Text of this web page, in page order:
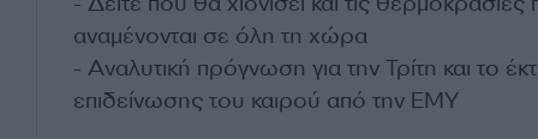
αναμένονται σε όλη τη χώρα
- Αναλυτική πρόγνωση για την Τρίτη και το
επιδείνωσης του καιρού από την ΕΜΥ